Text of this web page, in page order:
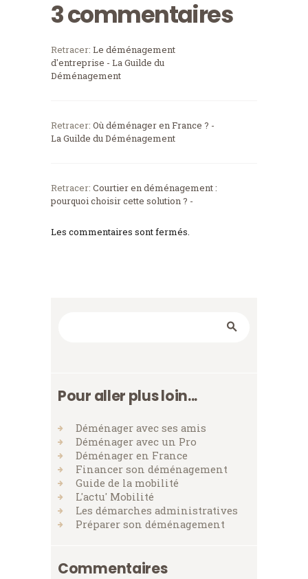
3 commentaires
Retracer: Le déménagement
d'entreprise - La Guilde du
Déménagement
Retracer: Où déménager en France ? -
La Guilde du Déménagement
Retracer: Courtier en déménagement :
pourquoi choisir cette solution ? -
Les commentaires sont fermés.
Pour aller plus loin...
Déménager avec ses amis
Déménager avec un Pro
Déménager en France
Financer son déménagement
Guide de la mobilité
L'actu' Mobilité
Les démarches administratives
Préparer son déménagement
Commentaires